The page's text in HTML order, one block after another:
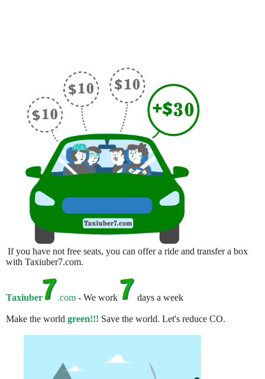
If you have not free seats, you can offer a ride and transfer a box
with Taxiuber7.com.
Taxiuber .com - We work days a week
Make the world green!!! Save the world. Let's reduce CO.